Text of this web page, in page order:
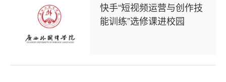
快手“短视频运营与创作技
能训练”选修课进校园